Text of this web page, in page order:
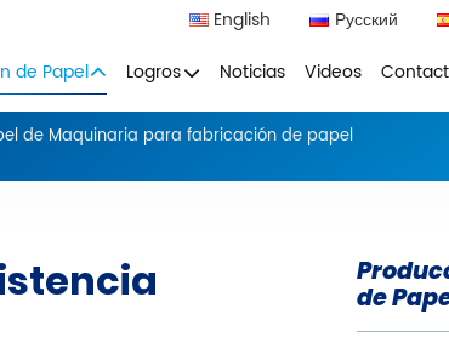
English Русский
de Papel Logros Noticias Videos
de Maquinaria para fabricación de papel
de